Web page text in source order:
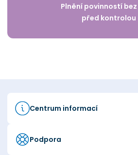
Plnění povinností
před kontrolou
Centrum informací
Podpora